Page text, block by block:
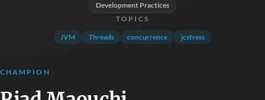
Development Practices
TOPICS
JVM Threads concurrence jcstress
CHAMPION